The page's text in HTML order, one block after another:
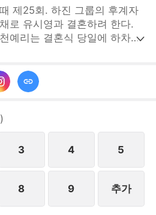
제25회. 하진 그룹의 후계자
로 유시영과 결혼하려 한다.
예리는 결혼식 당일에 하차금
물을 들고 나타났지만, 유시영
라는 의심이 들어 무례한 짓을
그제야 후회막심한다. 하지
짓말로 여론을 몰아 진하준을
를 수집하여 경찰에 신고한다.
PTE.LTD
)
3 4 5
8 9 추가